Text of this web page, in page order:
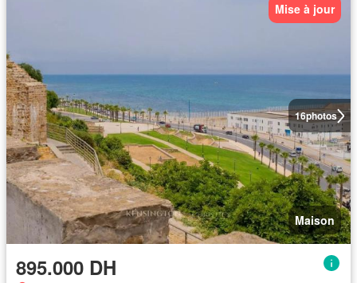
16photos
Mise à jour
Maison
895.000 DH